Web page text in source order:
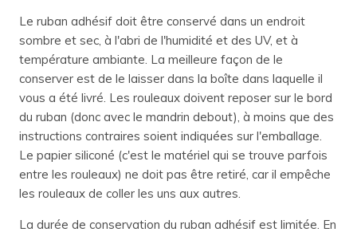
Le ruban adhésif doit être conservé dans un endroit
sombre et sec, à l'abri de l'humidité et des UV, et à
température ambiante. La meilleure façon de le
conserver est de le laisser dans la boîte dans laquelle il
vous a été livré. Les rouleaux doivent reposer sur le bord
du ruban (donc avec le mandrin debout), à moins que des
instructions contraires soient indiquées sur l'emballage.
Le papier siliconé (c'est le matériel qui se trouve parfois
entre les rouleaux) ne doit pas être retiré, car il empêche
les rouleaux de coller les uns aux autres.
La durée de conservation du ruban adhésif est limitée. En